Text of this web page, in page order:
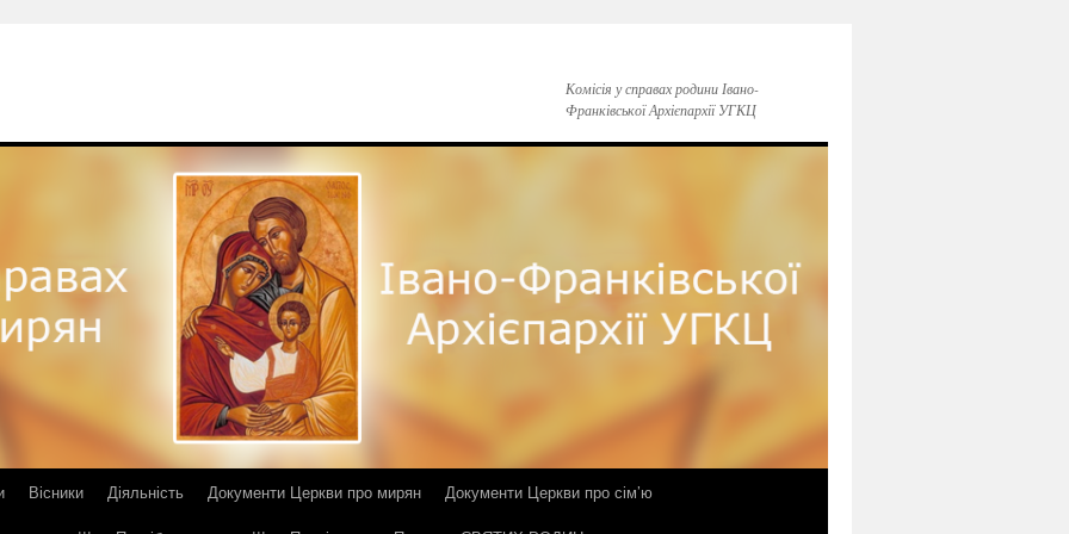
Комісія у справах родини Івано-
Франківської Архієпархії УГКЦ
Вісники Діяльність Документи Церкви про мирян
Документи Церкви про сім’ю